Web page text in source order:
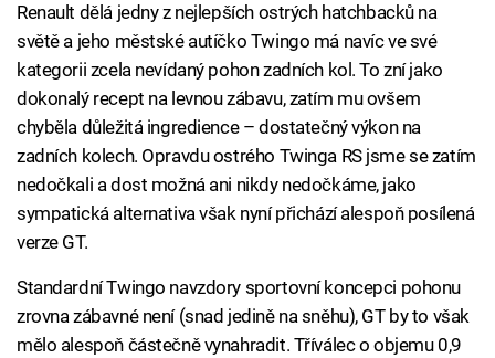
Renault dělá jedny z nejlepších ostrých hatchbacků na
světě a jeho městské autíčko Twingo má navíc ve své
kategorii zcela nevídaný pohon zadních kol. To zní jako
dokonalý recept na levnou zábavu, zatím mu ovšem
chyběla důležitá ingredience – dostatečný výkon na
zadních kolech. Opravdu ostrého Twinga RS jsme se zatím
nedočkali a dost možná ani nikdy nedočkáme, jako
sympatická alternativa však nyní přichází alespoň posílená
verze GT.
Standardní Twingo navzdory sportovní koncepci pohonu
zrovna zábavné není (snad jedině na sněhu), GT by to však
mělo alespoň částečně vynahradit. Tříválec o objemu 0,9